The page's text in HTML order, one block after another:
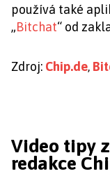
používá také
„Bitchat“ od
Zdroj: Chip.de,
Video tipy
redakce